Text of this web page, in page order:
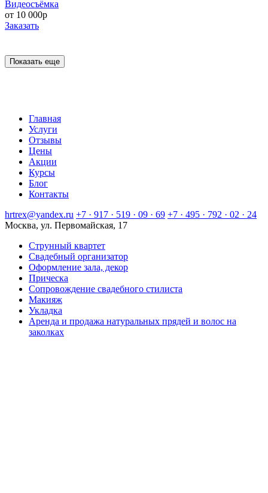
Видеосъёмка
от 10 000р
Заказать
Показать еще
Главная
Услуги
Отзывы
Цены
Акции
Курсы
Блог
Контакты
hrtrex@yandex.ru +7 · 917 · 519 · 09 · 69 +7 · 495 · 792 · 02 · 24
Москва, ул. Первомайская, 17
Струнный квартет
Свадебный организатор
Оформление зала, декор
Прическа
Сопровождение свадебного стилиста
Макияж
Укладка
Аренда и продажа натуральных прядей и волос на
заколках